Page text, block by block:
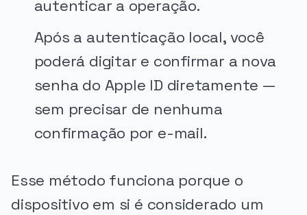
autenticar a operação.
Após a autenticação local, você
poderá digitar e confirmar a nova
senha do Apple ID diretamente —
sem precisar de nenhuma
confirmação por e-mail.
Esse método funciona porque o
dispositivo em si é considerado um